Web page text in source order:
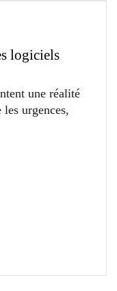
logiciels
une réalité
urgences,